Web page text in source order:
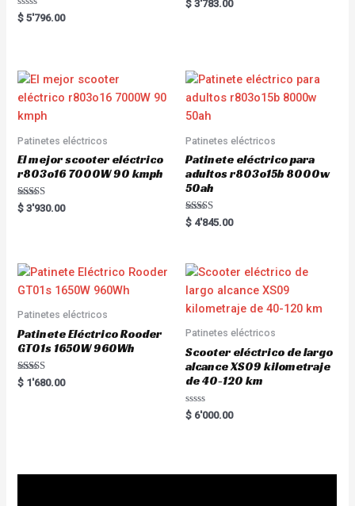
R
a
o
u
o
f
5
$ 5'796.00
a
u
t
f
$ 3'783.00
Patinetes eléctricos
El mejor scooter eléctrico
r803o16 7000W 90 kmph
Rated
5.00
$ 3'930.00
Patinetes eléctricos
Patinete eléctrico para
adultos r803o15b 8000w
50ah
Rated
5.00
$ 4'845.00
Patinetes eléctricos
Patinete Eléctrico Rooder
GT01s 1650W 960Wh
Rated
5.00
$ 1'680.00
Patinetes eléctricos
Scooter eléctrico de largo
alcance XS09 kilometraje
de 40-120 km
R
a
$ 6'000.00